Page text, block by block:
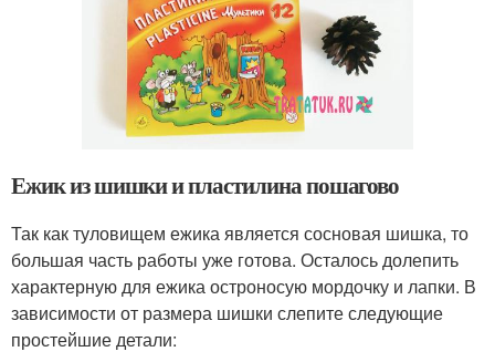
Ежик из шишки и пластилина пошагово
Так как туловищем ежика является сосновая шишка, то
большая часть работы уже готова. Осталось долепить
характерную для ежика остроносую мордочку и лапки. В
зависимости от размера шишки слепите следующие
простейшие детали: